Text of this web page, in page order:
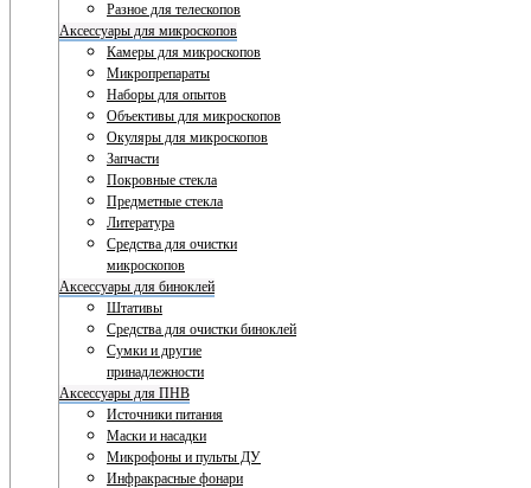
Разное для телескопов
Аксессуары для микроскопов
Камеры для микроскопов
Микропрепараты
Наборы для опытов
Объективы для микроскопов
Окуляры для микроскопов
Запчасти
Покровные стекла
Предметные стекла
Литература
Средства для очистки
микроскопов
Аксессуары для биноклей
Штативы
Средства для очистки биноклей
Сумки и другие
принадлежности
Аксессуары для ПНВ
Источники питания
Маски и насадки
Микрофоны и пульты ДУ
Инфракрасные фонари